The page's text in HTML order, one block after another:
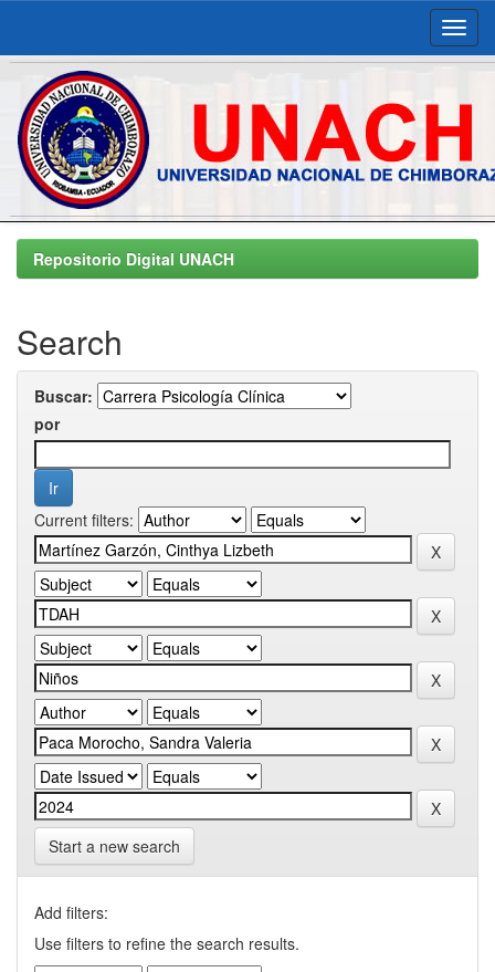
Skip
navigationRepositorio Digital UNACH
Search
Buscar:
por
Current filters:
Start a new search
Add filters:
Use filters to refine the search results.